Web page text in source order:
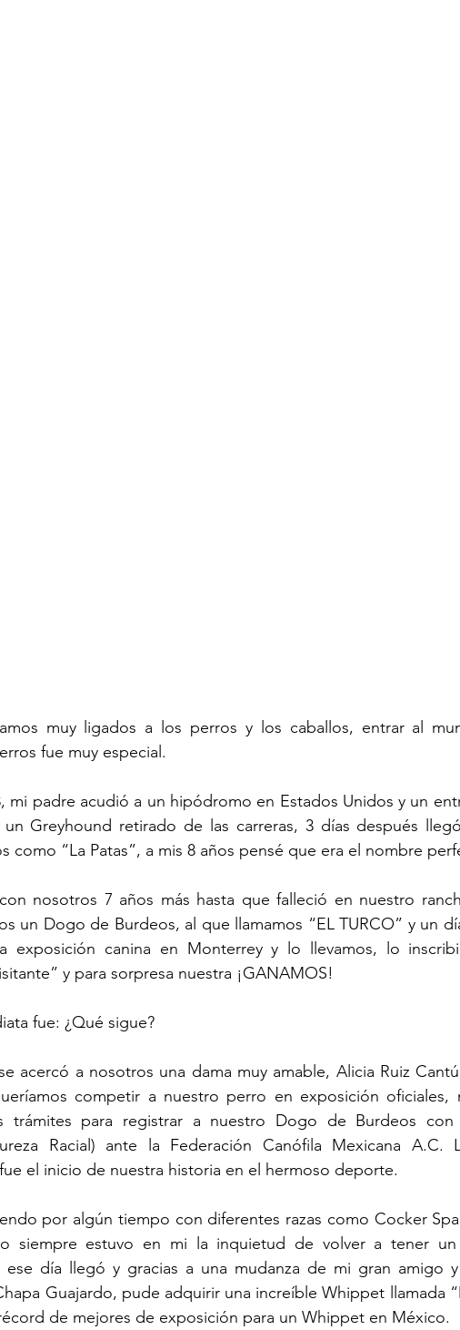
muy ligados a los perros y los caballos, entrar al
fue muy especial.
mi padre acudió a un hipódromo en Estados Unidos y un
Greyhound retirado de las carreras, 3 días después
como “La Patas”, a mis 8 años pensé que era el nombre
nosotros 7 años más hasta que falleció en nuestro
un Dogo de Burdeos, al que llamamos “EL TURCO” y un
exposición canina en Monterrey y lo llevamos, lo
y para sorpresa nuestra ¡GANAMOS!
fue: ¿Qué sigue?
acercó a nosotros una dama muy amable, Alicia Ruiz
competir a nuestro perro en exposición oficiales,
trámites para registrar a nuestro Dogo de Burdeos con
Racial) ante la Federación Canófila Mexicana A.C.
el inicio de nuestra historia en el hermoso deporte.
por algún tiempo con diferentes razas como Cocker
siempre estuvo en mi la inquietud de volver a tener
ese día llegó y gracias a una mudanza de mi gran amigo
Guajardo, pude adquirir una increíble Whippet llamada
de mejores de exposición para un Whippet en México.